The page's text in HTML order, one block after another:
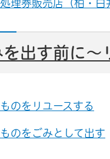
理券販売店（柏・白
を出す前に～
のをリユースする
のをごみとして出す